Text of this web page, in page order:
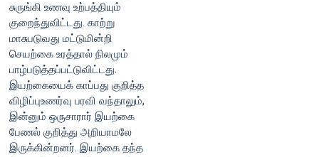
சுருங்கி உணவு உற்பத்தியும்
குறைந்துவிட்டது. காற்று
மாசுபடுவது மட்டுமின்றி
செயற்கை உரத்தால் நிலமும்
பாழ்படுத்தப்பட்டுவிட்டது.
இயற்கையைக் காப்பது குறித்த
விழிப்புஉணர்வு பரவி வந்தாலும்,
இன்னும் ஒருசாரார் இயற்கை
பேணல் குறித்து அறியாமலே
இருக்கின்றனர். இயற்கை தந்த